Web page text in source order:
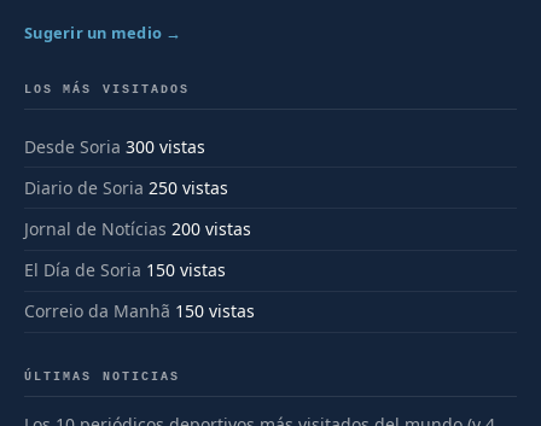
Sugerir un medio →
LOS MÁS VISITADOS
Desde Soria 300 vistas
Diario de Soria 250 vistas
Jornal de Notícias 200 vistas
El Día de Soria 150 vistas
Correio da Manhã 150 vistas
ÚLTIMAS NOTICIAS